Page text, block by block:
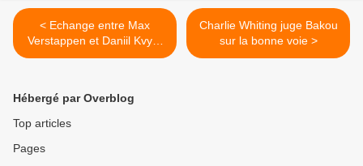
< Echange entre Max
Verstappen et Daniil Kvyat
dès l'Espagne
Charlie Whiting juge Bakou
sur la bonne voie >
Hébergé par Overblog
Top articles
Pages